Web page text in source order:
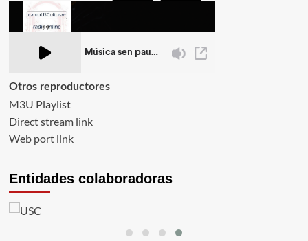
Otros reproductores
M3U Playlist
Direct stream link
Web port link
Entidades colaboradoras